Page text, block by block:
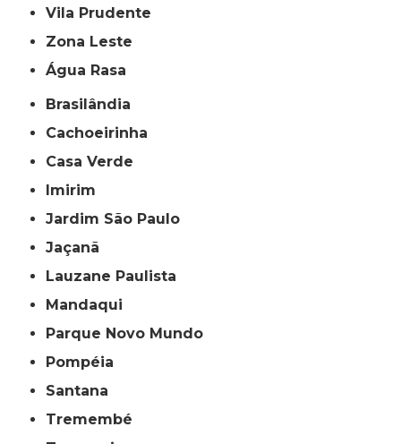
Vila Prudente
Zona Leste
Água Rasa
Brasilândia
Cachoeirinha
Casa Verde
Imirim
Jardim São Paulo
Jaçanã
Lauzane Paulista
Mandaqui
Parque Novo Mundo
Pompéia
Santana
Tremembé